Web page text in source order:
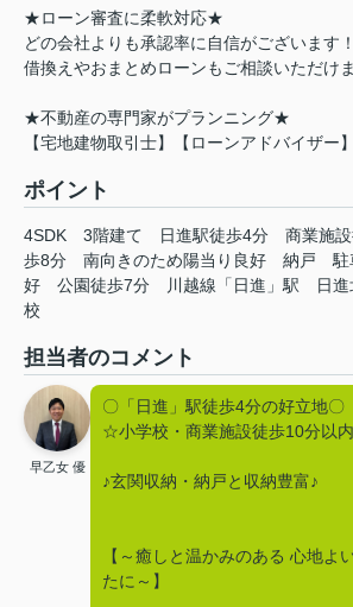
★ローン審査に柔軟対応★
どの会社よりも承認率に自信がございます！
借換えやおまとめローンもご相談いただけ
★不動産の専門家がプランニング★
【宅地建物取引士】【ローンアドバイザー
ポイント
4SDK 3階建て 日進駅徒歩4分 商業施
歩8分
南向きのため陽当り良好 納戸 駐
好
公園徒歩7分 川越線「日進」駅 日
校
担当者のコメント
早乙女 優
〇「日進」駅徒歩4分の好立地〇
☆小学校・商業施設徒歩10分以
♪玄関収納・納戸と収納豊富♪
【～癒しと温かみのある 心地よ
たに～】